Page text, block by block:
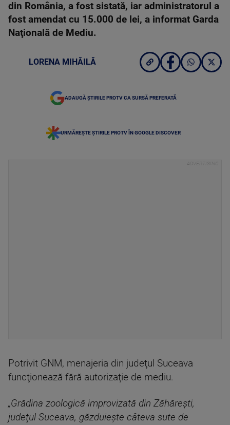
din România, a fost sistată, iar administratorul a
fost amendat cu 15.000 de lei, a informat Garda
Naţională de Mediu.
LORENA MIHĂILĂ
ADAUGĂ ȘTIRILE PROTV CA SURSĂ PREFERATĂ
URMĂREȘTE ȘTIRILE PROTV ÎN GOOGLE DISCOVER
Potrivit GNM, menajeria din judeţul Suceava
funcţionează fără autorizaţie de mediu.
„Grădina zoologică improvizată din Zăhăreşti,
judeţul Suceava, găzduieşte câteva sute de